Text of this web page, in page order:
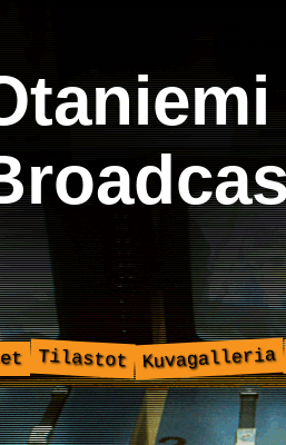
Tilastot Kuvagalleria